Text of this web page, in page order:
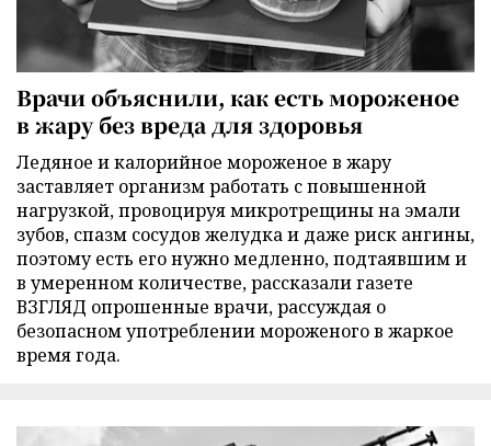
Врачи объяснили, как есть мороженое
в жару без вреда для здоровья
Ледяное и калорийное мороженое в жару
заставляет организм работать с повышенной
нагрузкой, провоцируя микротрещины на эмали
зубов, спазм сосудов желудка и даже риск ангины,
поэтому есть его нужно медленно, подтаявшим и
в умеренном количестве, рассказали газете
ВЗГЛЯД опрошенные врачи, рассуждая о
безопасном употреблении мороженого в жаркое
время года.